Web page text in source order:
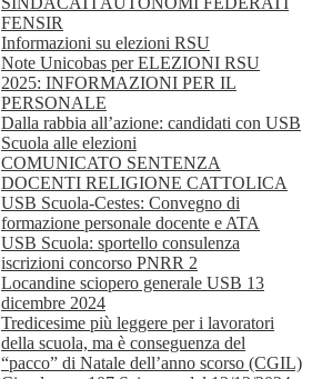
FENSIR
Informazioni su elezioni RSU
Note Unicobas per ELEZIONI RSU
2025: INFORMAZIONI PER IL
PERSONALE
Dalla rabbia all’azione: candidati con USB
Scuola alle elezioni
COMUNICATO SENTENZA
DOCENTI RELIGIONE CATTOLICA
USB Scuola-Cestes: Convegno di
formazione personale docente e ATA
USB Scuola: sportello consulenza
iscrizioni concorso PNRR 2
Locandine sciopero generale USB 13
dicembre 2024
Tredicesime più leggere per i lavoratori
della scuola, ma è conseguenza del
“pacco” di Natale dell’anno scorso (CGIL)